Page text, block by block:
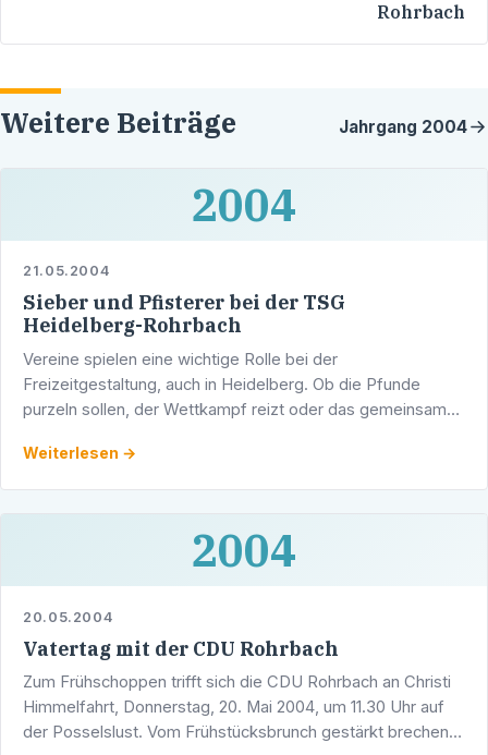
Rohrbach
Weitere Beiträge Jahrgang 2004
2004
21.05.2004
Sieber und Pfisterer bei der TSG
Heidelberg-Rohrbach
Vereine spielen eine wichtige Rolle bei der
Freizeitgestaltung, auch in Heidelberg. Ob die Pfunde
purzeln sollen, der Wettkampf reizt oder das gemeinsame
vielen …
Weiterlesen →
2004
20.05.2004
Vatertag mit der CDU Rohrbach
Zum Frühschoppen trifft sich die CDU Rohrbach an Christi
Himmelfahrt, Donnerstag, 20. Mai 2004, um 11.30 Uhr auf
der Posselslust. Vom Frühstücksbrunch gestärkt brechen